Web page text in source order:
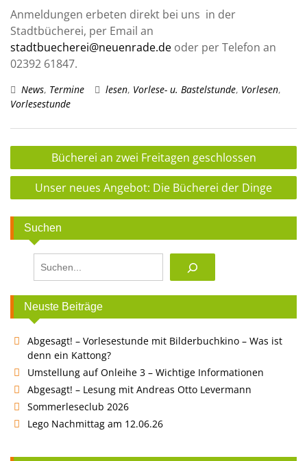
Anmeldungen erbeten direkt bei uns in der
Stadtbücherei, per Email an
stadtbuecherei@neuenrade.de oder per Telefon an
02392 61847.
News, Termine lesen, Vorlese- u. Bastelstunde, Vorlesen,
Vorlesestunde
Beitragsnavigation
Bücherei an zwei Freitagen geschlossen
Unser neues Angebot: Die Bücherei der Dinge
Suchen
Neuste Beiträge
Abgesagt! – Vorlesestunde mit Bilderbuchkino – Was ist
denn ein Kattong?
Umstellung auf Onleihe 3 – Wichtige Informationen
Abgesagt! – Lesung mit Andreas Otto Levermann
Sommerleseclub 2026
Lego Nachmittag am 12.06.26